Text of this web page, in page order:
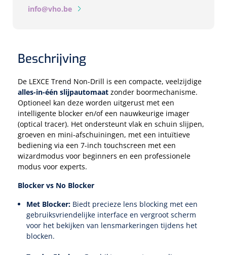
Opties
Spleetlamp
Speculaire Microscopen
Optotypeschermen
Lasers
info@vho.be
Beschrijving
De LEXCE Trend Non-Drill is een compacte, veelzijdige
alles-in-één slijpautomaat zonder boormechanisme.
Optioneel kan deze worden uitgerust met een
intelligente blocker en/of een nauwkeurige imager
(optical tracer). Het ondersteunt vlak en schuin slijpen,
groeven en mini-afschuiningen, met een intuïtieve
bediening via een 7-inch touchscreen met een
wizardmodus voor beginners en een professionele
modus voor experts.
Blocker vs No Blocker
Met Blocker: Biedt precieze lens blocking met een
gebruiksvriendelijke interface en vergroot scherm
voor het bekijken van lensmarkeringen tijdens het
blocken.